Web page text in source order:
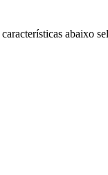
abaixo